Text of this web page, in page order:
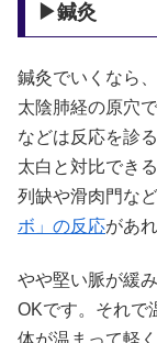
▶鍼灸
鍼灸でいくなら
太陰肺経の原穴
などは反応を診
太白と対比でき
列缺や滑肉門な
ボ」の反応があ
やや堅い脈が緩
OKです。それで